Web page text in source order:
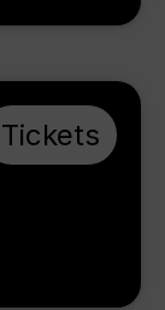
Tickets